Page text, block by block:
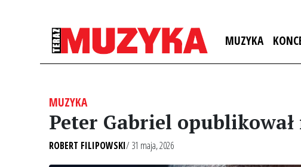
MUZYKA
MUZYKA
Peter Gabriel
ROBERT FILIPOWSKI/ 31 maja, 2026